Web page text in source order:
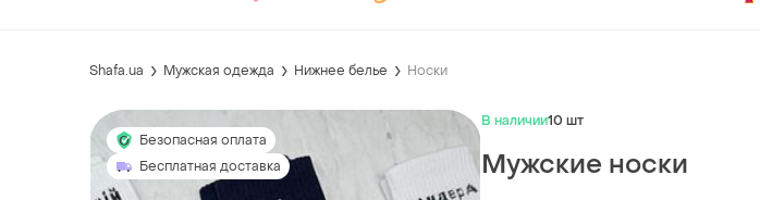
Shafa.ua Мужская одежда Нижнее белье Носки
Безопасная оплата
Бесплатная доставка
В наличии10 шт
Мужские носки